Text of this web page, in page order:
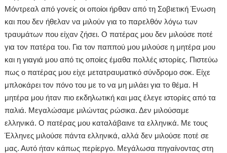
Μόντρεαλ από γονείς οι οποίοι ήρθαν από τη Σοβιετική Ένωση
και που δεν ήθελαν να μιλούν για το παρελθόν λόγω των
τραυμάτων που είχαν ζήσει. Ο πατέρας μου δεν μιλούσε ποτέ
για τον πατέρα του. Για τον παππού μου μιλούσε η μητέρα μου
και η γιαγιά μου από τις οποίες έμαθα πολλές ιστορίες. Πιστεύω
πως ο πατέρας μου είχε μετατραυματικό σύνδρομο σοκ. Είχε
μπλοκάρει τον πόνο του με το να μη μιλάει για το θέμα. Η
μητέρα μου ήταν πιο εκδηλωτική και μας έλεγε ιστορίες από τα
παλιά. Μεγαλώσαμε μιλώντας ρώσικα. Δεν μιλούσαμε
ελληνικά. Ο πατέρας μου καταλάβαινε τα ελληνικά. Με τους
Έλληνες μιλούσε πάντα ελληνικά, αλλά δεν μιλούσε ποτέ σε
μας. Αυτό ήταν κάπως περίεργο. Μεγάλωσα πηγαίνοντας στη